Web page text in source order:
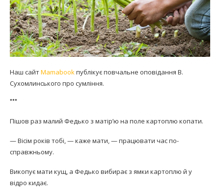
Наш сайтMamabookпублікує повчальне оповідання В.
Сухомлинського про сумління.
***
Пішов раз малий Федько з матір’ю на поле картоплю копати.
— Вісім років тобі, — каже мати, — працювати час по-
справжньому.
Викопує мати кущ, а Федько вибирає з ямки картоплю й у
відро кидає.